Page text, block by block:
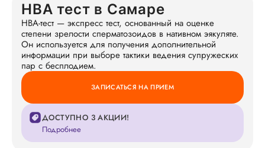
НВА тест в Самаре
НВА-тест — экспресс тест, основанный на оценке
степени зрелости сперматозоидов в нативном эякуляте.
Он используется для получения дополнительной
информации при выборе тактики ведения супружеских
пар с бесплодием.
ЗАПИСАТЬСЯ НА ПРИЕМ
ДОСТУПНО 3 АКЦИИ!
Подробнее